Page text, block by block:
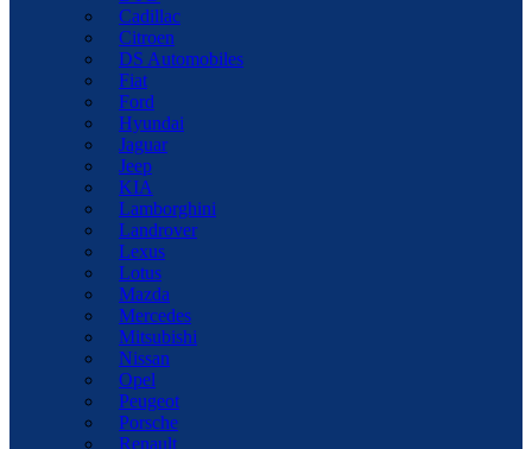
Cadillac
Citroen
DS Automobiles
Fiat
Ford
Hyundai
Jaguar
Jeep
KIA
Lamborghini
Landrover
Lexus
Lotus
Mazda
Mercedes
Mitsubishi
Nissan
Opel
Peugeot
Porsche
Renault